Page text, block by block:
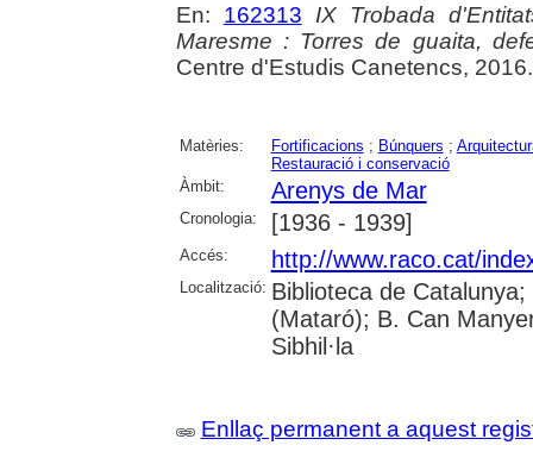
En: 162313 IX Trobada
Maresme : Torres de guaita,
Centre d'Estudis Canetencs,
Matèries: Fortificacions ; Búnquers ;
Restauració i conservació
Àmbit:
Arenys de Mar
Cronologia: [1936 - 1939]
Accés: http://www.raco.cat/
Localització: Biblioteca de
(Mataró); B. Can
Sibhil·la
Enllaç permanent a aquest